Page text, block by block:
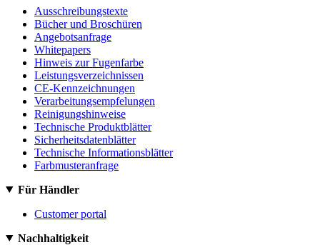
Ausschreibungstexte
Bücher und Broschüren
Angebotsanfrage
Whitepapers
Hinweis zur Fugenfarbe
Leistungsverzeichnissen
CE-Kennzeichnungen
Verarbeitungsempfelungen
Reinigungshinweise
Technische Produktblätter
Sicherheitsdatenblätter
Technische Informationsblätter
Farbmusteranfrage
Für Händler
Customer portal
Nachhaltigkeit